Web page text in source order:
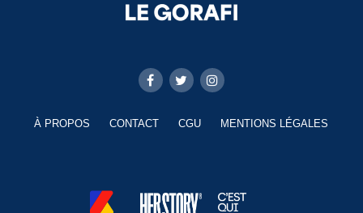
À PROPOS CONTACT CGU MENTIONS LÉGALES